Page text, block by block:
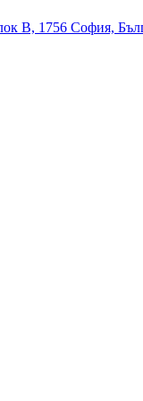
В, 1756 София,